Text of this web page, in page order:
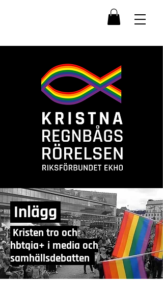
Inlägg
Kristen tro och
hbtqia+ i media och
samhällsdebatten